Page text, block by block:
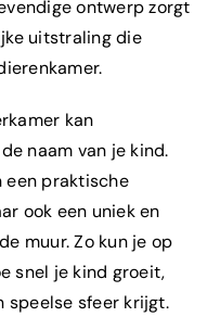
ontwerp zorgt
uitstraling die
kan
naam van je kind.
een praktische
ook een uniek en
muur. Zo kun je op
snel je kind groeit,
speelse sfeer krijgt.